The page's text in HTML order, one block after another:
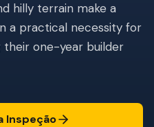
hilly terrain make a
a practical necessity for
their one-year builder
Inspeção